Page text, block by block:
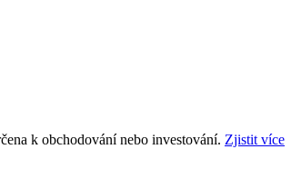
k obchodování nebo investování. Zjistit více